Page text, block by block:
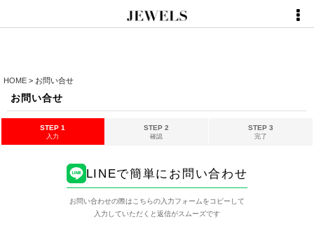
HOME > お問い合せ
お問い合せ
STEP 1
入力
STEP 2
確認
STEP 3
完了
LINEで簡単にお問い合わせ
お問い合わせの際はこちらの入力フォームをコピーして
入力していただくと返信がスムーズです